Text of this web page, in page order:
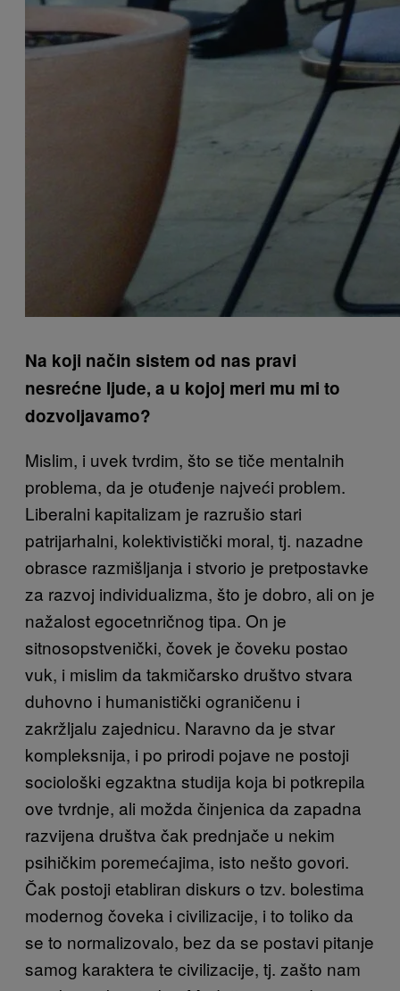
Na koji način sistem od nas pravi
nesrećne ljude, a u kojoj meri mu mi to
dozvoljavamo?
Mislim, i uvek tvrdim, što se tiče mentalnih
problema, da je otuđenje najveći problem.
Liberalni kapitalizam je razrušio stari
patrijarhalni, kolektivistički moral, tj. nazadne
obrasce razmišljanja i stvorio je pretpostavke
za razvoj individualizma, što je dobro, ali on je
nažalost egocetnričnog tipa. On je
sitnosopstvenički, čovek je čoveku postao
vuk, i mislim da takmičarsko društvo stvara
duhovno i humanistički ograničenu i
zakržljalu zajednicu. Naravno da je stvar
kompleksnija, i po prirodi pojave ne postoji
sociološki egzaktna studija koja bi potkrepila
ove tvrdnje, ali možda činjenica da zapadna
razvijena društva čak prednjače u nekim
psihičkim poremećajima, isto nešto govori.
Čak postoji etabliran diskurs o tzv. bolestima
modernog čoveka i civilizacije, i to toliko da
se to normalizovalo, bez da se postavi pitanje
samog karaktera te civilizacije, tj. zašto nam